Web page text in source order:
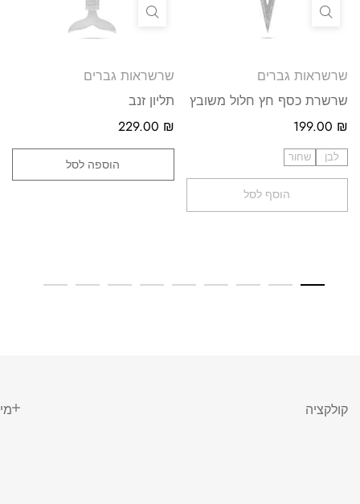
שרשראות גברים
שרשרת כסף חץ חלול משובץ
199.00 ₪
לבן שחור
הוסף לסל
שרשראות גברים
תליון זנב
229.00 ₪
הוספה לסל
קולקציה